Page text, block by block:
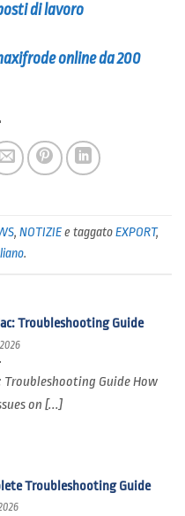
di lavoro
online da 200
, NOTIZIEe taggatoEXPORT,
.
Troubleshooting Guide
Troubleshooting Guide How
on [...]
Troubleshooting Guide